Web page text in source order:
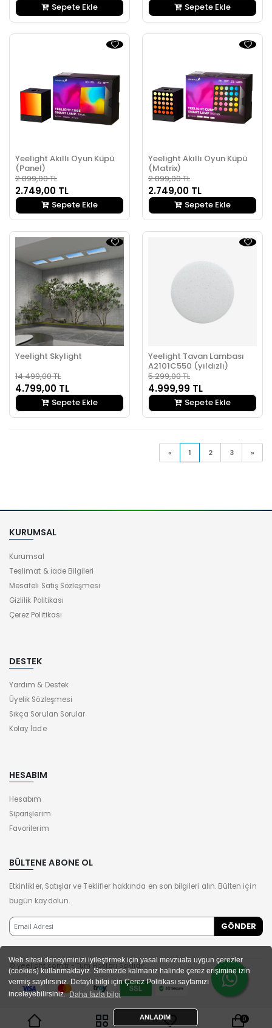
Web sitesi deneyiminizi iyileştirmek için yasal mevzuata uygun çerezler
(cookies) kullanmaktayız. Sitemizde kalmanız halinde çerez erişimine izin
vermiş sayılırsınız. Detaylı bilgi için Çerez Politikası sayfamızı
inceleyebilirsiniz.Daha fazla bilgi
ANLADIM
Sepete Ekle Sepete Ekle
Yeelight Akıllı Oyun Küpü
(Panel)
2.899,00 TL
2.749,00 TL
Sepete Ekle
Yeelight Akıllı Oyun Küpü
(Matrix)
2.899,00 TL
2.749,00 TL
Sepete Ekle
Yeelight Skylight
14.499,00 TL
4.799,00 TL
Sepete Ekle
Yeelight Tavan Lambası
A2101C550 (yıldızlı)
5.299,00 TL
4.999,99 TL
Sepete Ekle
« 1 2 3 »
KURUMSAL
Kurumsal
Teslimat & İade Bilgileri
Mesafeli Satış Sözleşmesi
Gizlilik Politikası
Çerez Politikası
DESTEK
Yardım & Destek
Üyelik Sözleşmesi
Sıkça Sorulan Sorular
Kolay İade
HESABIM
Hesabım
Siparişlerim
Favorilerim
BÜLTENE ABONE OL
Etkinlikler, Satışlar ve Teklifler hakkında en son bilgileri alın. Bülten için
bugün kaydolun.
© yeelight.com.tr - Tüm Hakları Saklıdır.
0